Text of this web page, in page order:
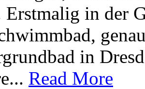
Erstmalig in der
in
Read More